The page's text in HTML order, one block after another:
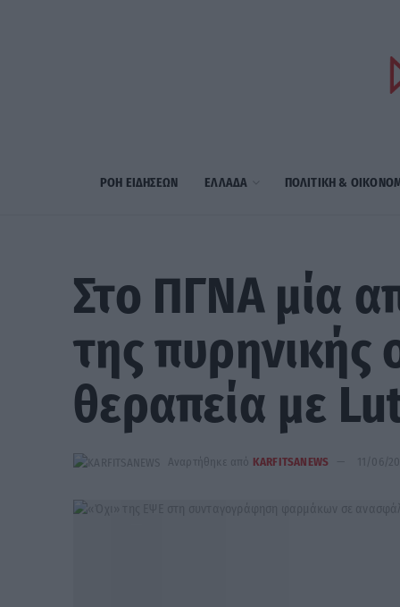
ΡΟΗ ΕΙΔΗΣΕΩΝ ΕΛΛΑΔΑ ΠΟΛΙΤΙΚΗ &
Στο ΠΓΝΑ μία
της πυρηνικής
θεραπεία με
Αναρτήθηκε από KARFITSANEWS 11/06/